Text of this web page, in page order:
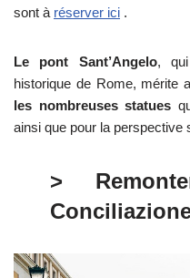
sont à réserver ici .
Le pont Sant’Angelo, qui
historique de Rome, mérite
les nombreuses statues
ainsi que pour la perspective
>